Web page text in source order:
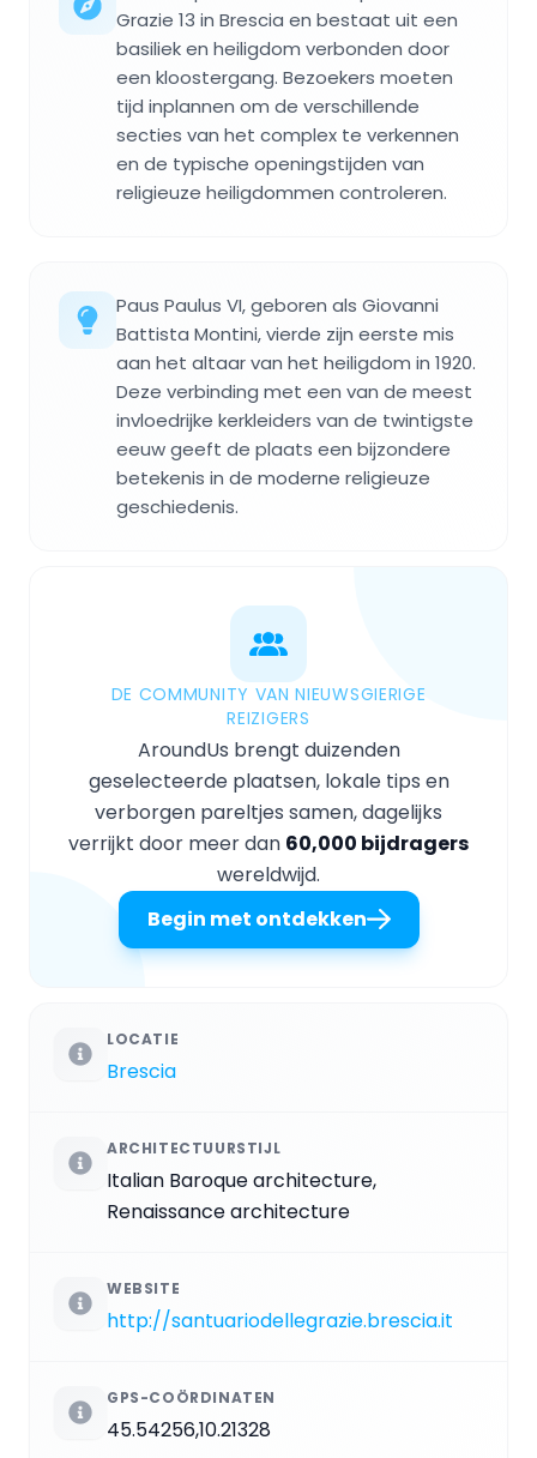
Grazie 13 in Brescia en bestaat uit een
basiliek en heiligdom verbonden door
een kloostergang. Bezoekers moeten
tijd inplannen om de verschillende
secties van het complex te verkennen
en de typische openingstijden van
religieuze heiligdommen controleren.
Paus Paulus VI, geboren als Giovanni
Battista Montini, vierde zijn eerste mis
aan het altaar van het heiligdom in 1920.
Deze verbinding met een van de meest
invloedrijke kerkleiders van de twintigste
eeuw geeft de plaats een bijzondere
betekenis in de moderne religieuze
geschiedenis.
DE COMMUNITY VAN NIEUWSGIERIGE
REIZIGERS
AroundUs brengt duizenden
geselecteerde plaatsen, lokale tips en
verborgen pareltjes samen, dagelijks
verrijkt door meer dan 60,000 bijdragers
wereldwijd.
Begin met ontdekken
LOCATIE
Brescia
ARCHITECTUURSTIJL
Italian Baroque architecture,
Renaissance architecture
WEBSITE
http://santuariodellegrazie.brescia.it
GPS-COÖRDINATEN
45.54256,10.21328